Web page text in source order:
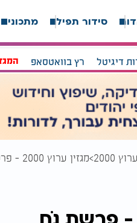
סידור תפילה מתכונים
דיגיטל רץ בוואטסאפ
2000 מגזין ערוץ 2000 - פרשת נֹח